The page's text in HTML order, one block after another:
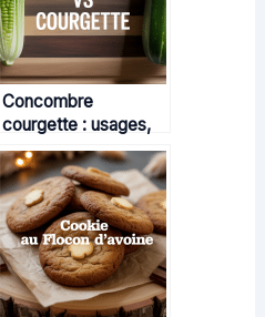
Concombre
courgette : usages,
nutrition et astuces
pour les différencier